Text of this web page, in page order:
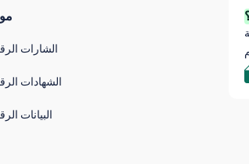
الشارات
الشهادات
البيانات